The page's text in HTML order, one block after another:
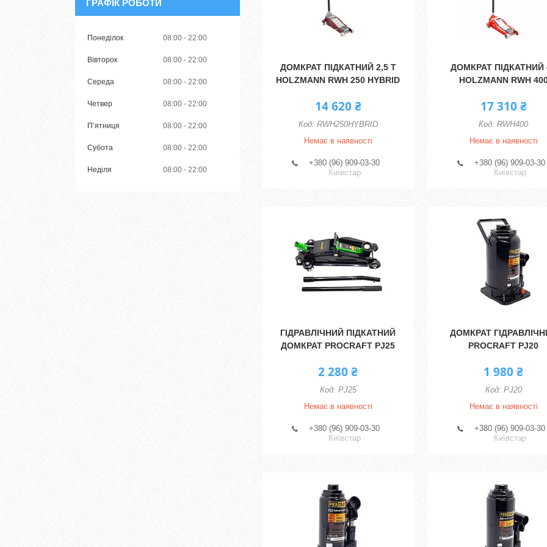
ДОМКРАТ ПІДКАТНИЙ 2,5 Т
HOLZMANN RWH 250 HYBRID
14 620 ₴
RWH250HYBRID
Немає в наявності
+380 (96) 909-03-30
Київстар
ДОМКРАТ ПІДКАТНИЙ
HOLZMANN RWH
17 310 ₴
RWH400
Немає в наявності
+380 (96) 909-03-30
Київстар
ГІДРАВЛІЧНИЙ ПІДКАТНИЙ
ДОМКРАТ PROCRAFT PJ25
2 280 ₴
PJ25
Немає в наявності
+380 (96) 909-03-30
Київстар
ДОМКРАТ
PROCRAFT PJ20
1 980 ₴
PJ20
Немає в наявності
+380 (96) 909-03-30
Київстар
ГРАФІК РОБОТИ
Понеділок 08:00 22:00
Вівторок 08:00 22:00
Середа 08:00 22:00
Четвер 08:00 22:00
Пʼятниця 08:00 22:00
Субота 08:00 22:00
Неділя 08:00 22:00